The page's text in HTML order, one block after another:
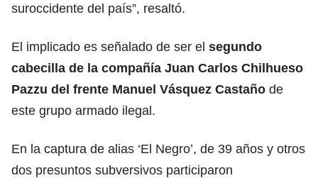
suroccidente del país”, resaltó.
El implicado es señalado de ser el segundo
cabecilla de la compañía Juan Carlos Chilhueso
Pazzu del frente Manuel Vásquez Castaño de
este grupo armado ilegal.
En la captura de alias ‘El Negro’, de 39 años y otros
dos presuntos subversivos participaron